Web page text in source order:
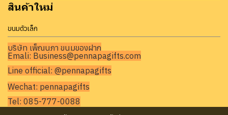
สินค้าใหม่
ขนมตัวเล็ก
บริษัท เพ็ญนภา ขนมของฝาก
Emali: Business@pennapagifts.com
Line official: @pennapagifts
Wechat: pennapagifts
Tel: 085-777-0088